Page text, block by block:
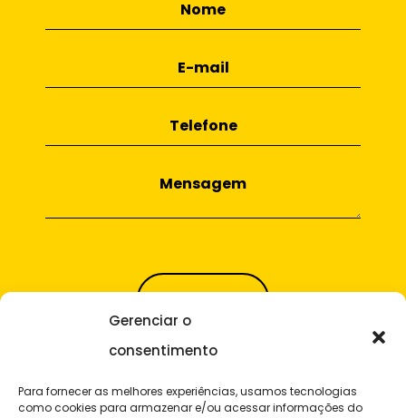
Gerenciar o
consentimento
Para fornecer as melhores experiências, usamos tecnologias
como cookies para armazenar e/ou acessar informações do
E-mail